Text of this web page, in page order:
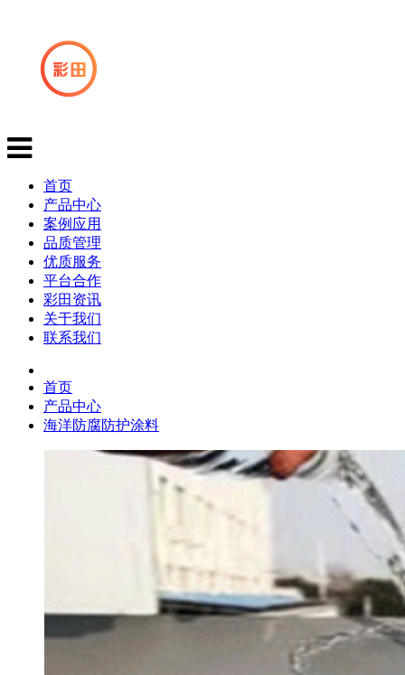
首页
产品中心
案例应用
品质管理
优质服务
平台合作
彩田资讯
关于我们
联系我们
首页
产品中心
海洋防腐防护涂料